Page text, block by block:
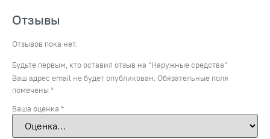
Отзывы
Отзывов пока нет.
Будьте первым, кто оставил отзыв на “Наружные средства”
Ваш адрес email не будет опубликован. Обязательные поля
помечены *
Ваша оценка *